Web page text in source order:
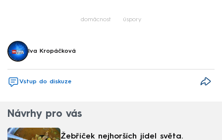
domácnost úspory
Iva Kropáčková
Vstup do diskuze
Návrhy pro vás
Žebříček nejhorších jídel světa.